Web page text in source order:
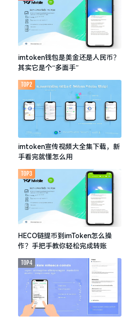
imtoken钱包是美金还是人民币？
其实它是个“多面手”
imtoken宣传视频大全集下载，新
手看完就懂怎么用
TOP2
HECO链提币到imToken怎么操
作？手把手教你轻松完成转账
TOP3
TOP4